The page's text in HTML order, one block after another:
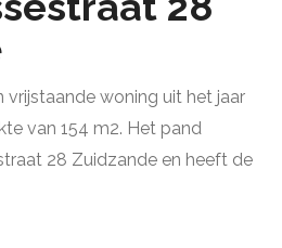
vrijstaande woning uit het jaar
van 154 m2. Het pand
28 Zuidzande en heeft de